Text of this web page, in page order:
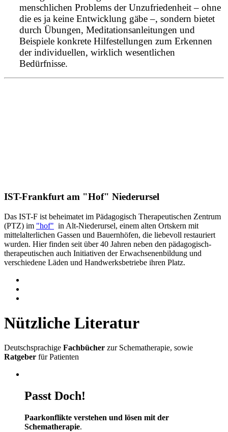
menschlichen Problems der Unzufriedenheit – ohne
die es ja keine Entwicklung gäbe –, sondern bietet
durch Übungen, Meditationsanleitungen und
Beispiele konkrete Hilfestellungen zum Erkennen
der individuellen, wirklich wesentlichen
Bedürfnisse.
IST-Frankfurt am "Hof" Niederursel
Das IST-F ist beheimatet im Pädagogisch Therapeutischen Zentrum
(PTZ) im "hof" in Alt-Niederursel, einem alten Ortskern mit
mittelalterlichen Gassen und Bauernhöfen, die liebevoll restauriert
wurden. Hier finden seit über 40 Jahren neben den pädagogisch-
therapeutischen auch Initiativen der Erwachsenenbildung und
verschiedene Läden und Handwerksbetriebe ihren Platz.
Nützliche Literatur
Deutschsprachige Fachbücher zur Schematherapie, sowie
Ratgeber für Patienten
Passt Doch!
Paarkonflikte verstehen und lösen mit der
Schematherapie.